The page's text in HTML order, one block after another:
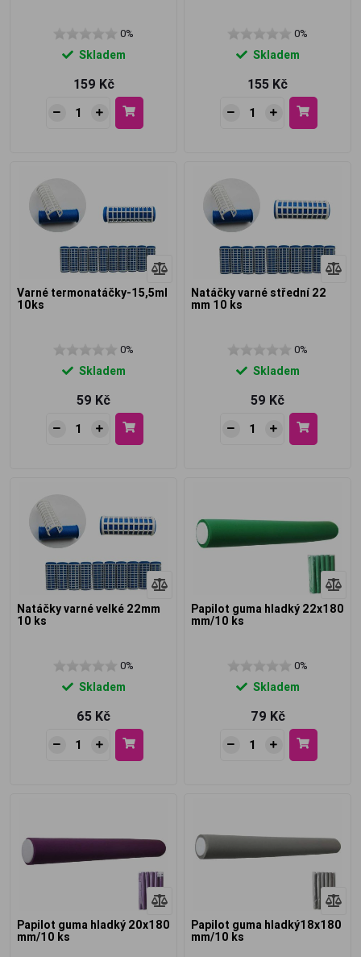
0%
Skladem
159 Kč
0%
Skladem
155 Kč
Varné termonatáčky-15,5ml
10ks
0%
Skladem
59 Kč
Natáčky varné střední 22
mm 10 ks
0%
Skladem
59 Kč
Natáčky varné velké 22mm
10 ks
0%
Skladem
65 Kč
Papilot guma hladký 22x180
mm/10 ks
0%
Skladem
79 Kč
Papilot guma hladký 20x180
mm/10 ks
Papilot guma hladký18x180
mm/10 ks